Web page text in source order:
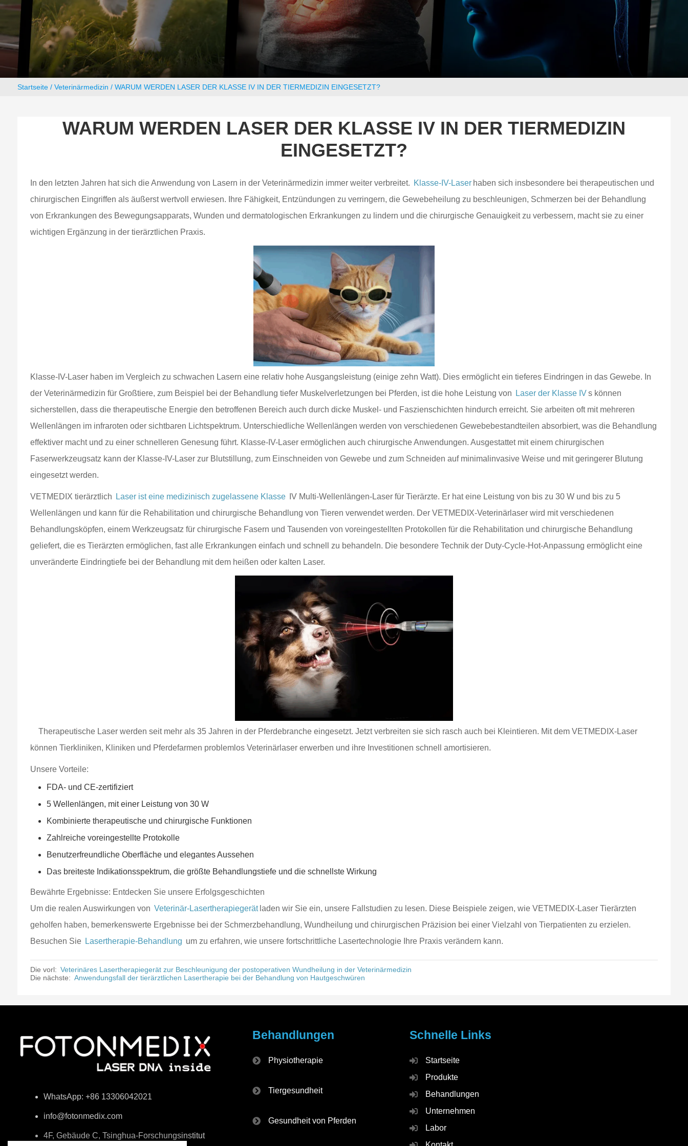
Startseite/ Veterinärmedizin / WARUM WERDEN LASER DER KLASSE IV IN DER TIERMEDIZIN EINGESETZT?
WARUM WERDEN LASER DER KLASSE IV IN DER TIERMEDIZIN
EINGESETZT?
In den letzten Jahren hat sich die Anwendung von Lasern in der Veterinärmedizin immer weiter verbreitet. Klasse-IV-Laser haben sich insbesondere bei therapeutischen und
chirurgischen Eingriffen als äußerst wertvoll erwiesen. Ihre Fähigkeit, Entzündungen zu verringern, die Gewebeheilung zu beschleunigen, Schmerzen bei der Behandlung
von Erkrankungen des Bewegungsapparats, Wunden und dermatologischen Erkrankungen zu lindern und die chirurgische Genauigkeit zu verbessern, macht sie zu einer
wichtigen Ergänzung in der tierärztlichen Praxis.
Klasse-IV-Laser haben im Vergleich zu schwachen Lasern eine relativ hohe Ausgangsleistung (einige zehn Watt). Dies ermöglicht ein tieferes Eindringen in das Gewebe. In
der Veterinärmedizin für Großtiere, zum Beispiel bei der Behandlung tiefer Muskelverletzungen bei Pferden, ist die hohe Leistung von
Laser der Klasse IVs können
sicherstellen, dass die therapeutische Energie den betroffenen Bereich auch durch dicke Muskel- und Faszienschichten hindurch erreicht. Sie arbeiten oft mit mehreren
Wellenlängen im infraroten oder sichtbaren Lichtspektrum. Unterschiedliche Wellenlängen werden von verschiedenen Gewebebestandteilen absorbiert, was die Behandlung
effektiver macht und zu einer schnelleren Genesung führt. Klasse-IV-Laser ermöglichen auch chirurgische Anwendungen. Ausgestattet mit einem chirurgischen
Faserwerkzeugsatz kann der Klasse-IV-Laser zur Blutstillung, zum Einschneiden von Gewebe und zum Schneiden auf minimalinvasive Weise und mit geringerer Blutung
eingesetzt werden.
VETMEDIX tierärztlich Laser ist eine medizinisch zugelassene Klasse
IV Multi-Wellenlängen-Laser für Tierärzte. Er hat eine Leistung von bis zu 30 W und bis zu 5
Wellenlängen und kann für die Rehabilitation und chirurgische Behandlung von Tieren verwendet werden. Der VETMEDIX-Veterinärlaser wird mit verschiedenen
Behandlungsköpfen, einem Werkzeugsatz für chirurgische Fasern und Tausenden von voreingestellten Protokollen für die Rehabilitation und chirurgische Behandlung
geliefert, die es Tierärzten ermöglichen, fast alle Erkrankungen einfach und schnell zu behandeln. Die besondere Technik der Duty-Cycle-Hot-Anpassung ermöglicht eine
unveränderte Eindringtiefe bei der Behandlung mit dem heißen oder kalten Laser.
Therapeutische Laser werden seit mehr als 35 Jahren in der Pferdebranche eingesetzt. Jetzt verbreiten sie sich rasch auch bei Kleintieren. Mit dem VETMEDIX-Laser
können Tierkliniken, Kliniken und Pferdefarmen problemlos Veterinärlaser erwerben und ihre Investitionen schnell amortisieren.
Unsere Vorteile:
FDA- und CE-zertifiziert
5 Wellenlängen, mit einer Leistung von 30 W
Kombinierte therapeutische und chirurgische Funktionen
Zahlreiche voreingestellte Protokolle
Benutzerfreundliche Oberfläche und elegantes Aussehen
Das breiteste Indikationsspektrum, die größte Behandlungstiefe und die schnellste Wirkung
Bewährte Ergebnisse: Entdecken Sie unsere Erfolgsgeschichten
Um die realen Auswirkungen von Veterinär-Lasertherapiegerät laden wir Sie ein, unsere Fallstudien zu lesen. Diese Beispiele zeigen, wie VETMEDIX-Laser Tierärzten
geholfen haben, bemerkenswerte Ergebnisse bei der Schmerzbehandlung, Wundheilung und chirurgischen Präzision bei einer Vielzahl von Tierpatienten zu erzielen.
Besuchen Sie Lasertherapie-Behandlung um zu erfahren, wie unsere fortschrittliche Lasertechnologie Ihre Praxis verändern kann.
Die vorl: Veterinäres Lasertherapiegerät zur Beschleunigung der postoperativen Wundheilung in der Veterinärmedizin
Die nächste: Anwendungsfall der tierärztlichen Lasertherapie bei der Behandlung von Hautgeschwüren
WhatsApp: +86 13306042021
info@fotonmedix.com
4F, Gebäude C, Tsinghua-Forschungsinstitut
Behandlungen
Physiotherapie
Tiergesundheit
Gesundheit von Pferden
Schnelle Links
Startseite
Produkte
Behandlungen
Unternehmen
Labor